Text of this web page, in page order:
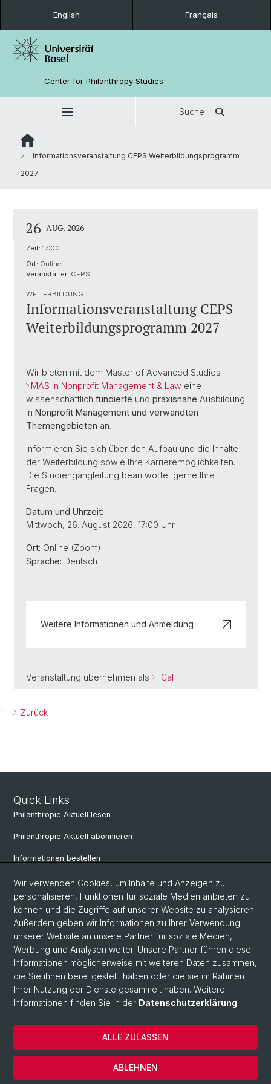
English Français
Center for Philanthropy Studies
Suche
Informationsveranstaltung CEPS Weiterbildungsprogramm
2027
26 AUG. 2026
Zeit: 17:00
Ort: Online
Veranstalter: CEPS
WEITERBILDUNG
Informationsveranstaltung CEPS
Weiterbildungsprogramm 2027
Wir bieten mit dem Master of Advanced Studies
MAS in Nonprofit Management & Law eine
wissenschaftlich fundierte und praxisnahe Ausbildung
in Nonprofit Management und verwandten
Themengebieten an.
Informieren Sie sich über den Aufbau und die Inhalte
der Weiterbildung sowie Ihre Karrieremöglichkeiten.
Die Studiengangleitung beantwortet gerne Ihre
Fragen.
Datum und Uhrzeit:
Mittwoch, 26. August 2026, 17:00 Uhr
Ort: Online (Zoom)
Sprache: Deutsch
Weitere Informationen und Anmeldung
Veranstaltung übernehmen als iCal
Zurück
Quick Links
Philanthropie Aktuell lesen
Philanthropie Aktuell abonnieren
Informationen bestellen
Weiterbildungskalender
Anmelden für Weiterbildung
Social Media
LinkedIn
© Universität Basel
Wirtschaftswissenschaftliche Fakultät
Datenschutzerklärung
Wir verwenden Cookies, um Inhalte und Anzeigen zu
personalisieren, Funktionen für soziale Medien anbieten zu
können und die Zugriffe auf unserer Website zu analysieren.
Außerdem geben wir Informationen zu Ihrer Verwendung
unserer Website an unsere Partner für soziale Medien,
Werbung und Analysen weiter. Unsere Partner führen diese
Informationen möglicherweise mit weiteren Daten zusammen,
die Sie ihnen bereitgestellt haben oder die sie im Rahmen
Ihrer Nutzung der Dienste gesammelt haben. Weitere
Informationen finden Sie in der Datenschutzerklärung.
ABLEHNEN
ALLE ZULASSEN